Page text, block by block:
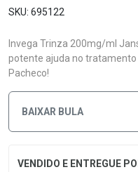
695122
Invega Trinza 200mg/ml
potente ajuda no
Pacheco!
BAIXAR BULA